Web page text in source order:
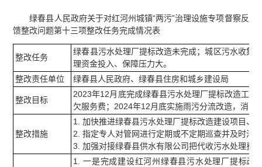
绿春县人民政府关于对红河州城镇“两污”治理设施专项督察反
馈整改问题第十三项整改任务完成情况表
整改任务
绿春县污水处理厂提标改造未完成；城区污水收集
理资金投入、保障压力大。
整改责任单位
绿春县人民政府、绿春县住房和城乡建设局
整改目标
2023年12月底完成绿春县污水处理厂提标改造工
欠服务费；2024年12月底实施雨污分流改造，消除
整改措施
1. 加快推进绿春县污水处理厂提标改造建设项目、
2. 指定专人对管网进行定期或不定期巡查并及时清
3. 加强对接绿春县供水有限公司把代收污水处理费
1. 一是完成建设红河州绿春县污水处理厂提标改